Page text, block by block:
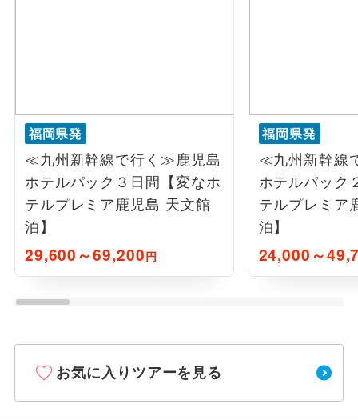
福岡県発
≪九州新幹線で行く≫鹿児島
ホテルパック３日間【変なホ
テルプレミア鹿児島 天文館
泊】
29,600～69,200円
福岡県発
≪九州新幹線
ホテルパック
テルプレミア
泊】
24,000～
お気に入りツアーを見る